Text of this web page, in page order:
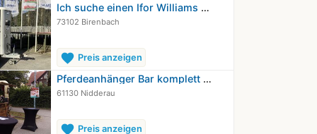
Ich suche einen Ifor Williams HB 505
73102 Birenbach
favorite Preis anzeigen
Pferdeanhänger Bar komplett Umbau…
61130 Nidderau
favorite Preis anzeigen